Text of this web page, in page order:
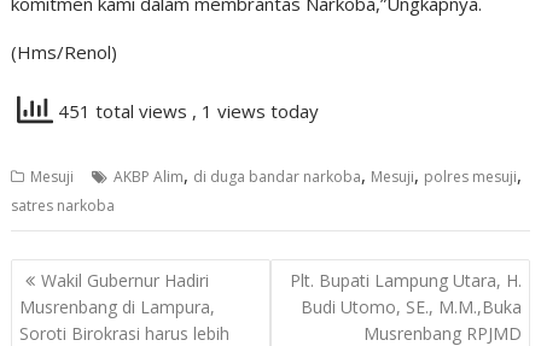
(Hms/Renol)
451 total views , 1 views today
Mesuji AKBP Alim, di duga bandar narkoba, Mesuji, polres mesuji,
satres narkoba
Navigasi
pos
Wakil Gubernur Hadiri
Musrenbang di Lampura,
Soroti Birokrasi harus lebih
Plt. Bupati Lampung Utara, H.
Budi Utomo, SE., M.M.,Buka
Musrenbang RPJMD